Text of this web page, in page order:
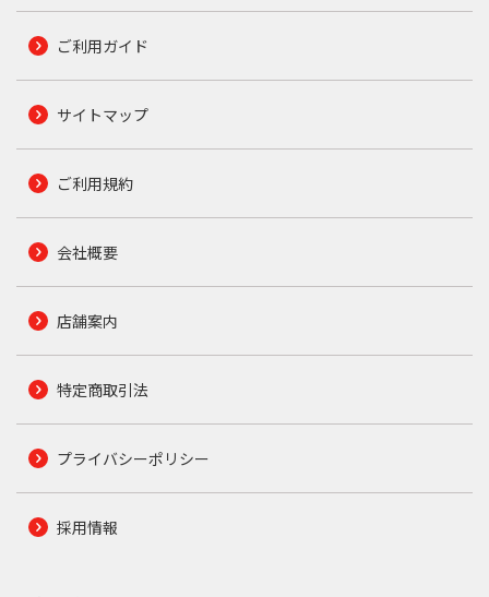
ご利用ガイド
サイトマップ
ご利用規約
会社概要
店舗案内
特定商取引法
プライバシーポリシー
採用情報